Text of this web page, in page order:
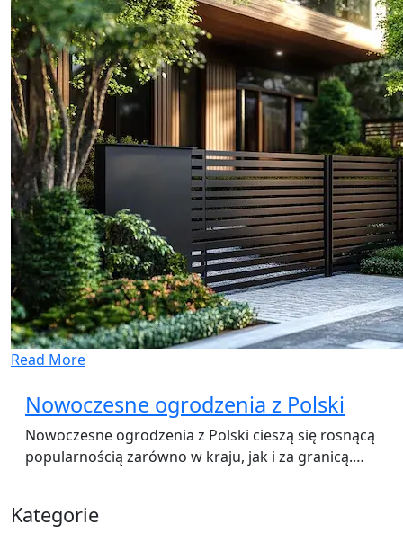
Read More
Nowoczesne ogrodzenia z Polski
Nowoczesne ogrodzenia z Polski cieszą się rosnącą
popularnością zarówno w kraju, jak i za granicą.…
Kategorie